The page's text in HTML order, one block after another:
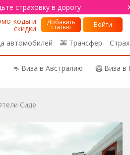
страховку в дорогу
автомобилей 🚕 Трансфер
коды и
скидки
Добавить
статью Войти
🦘 Виза в Австралию 🥝 Виза
Сиде